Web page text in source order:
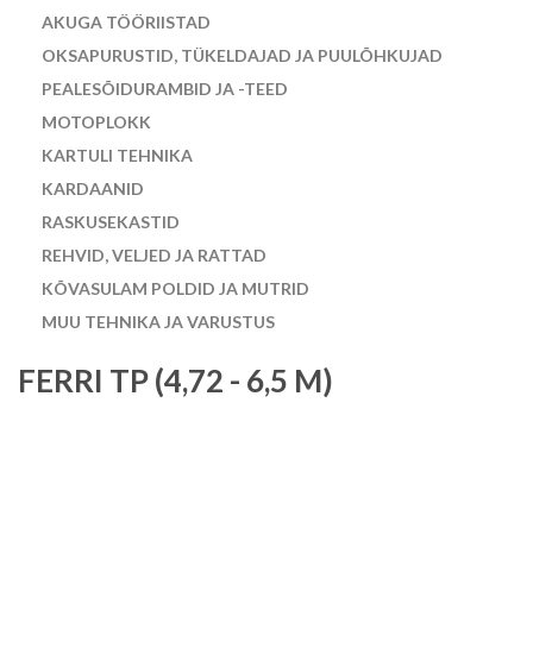
AKUGA TÖÖRIISTAD
OKSAPURUSTID, TÜKELDAJAD JA PUULÕHKUJAD
PEALESÕIDURAMBID JA -TEED
MOTOPLOKK
KARTULI TEHNIKA
KARDAANID
RASKUSEKASTID
REHVID, VELJED JA RATTAD
KÕVASULAM POLDID JA MUTRID
MUU TEHNIKA JA VARUSTUS
FERRI TP (4,72 - 6,5 M)